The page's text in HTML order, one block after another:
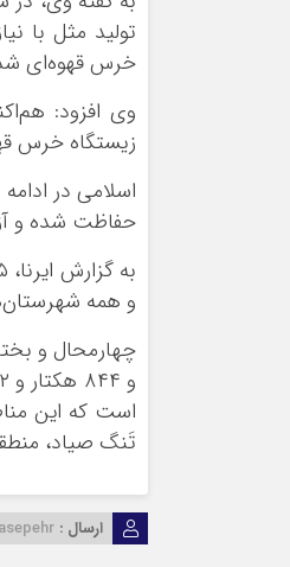
تولید مثل با
خرس قهوه‌ای
وی افزود:
زیستگاه خرس
اسلامی در
حفاظت شده و
و همه
است که این
تَنگ صیاد،
ارسال :